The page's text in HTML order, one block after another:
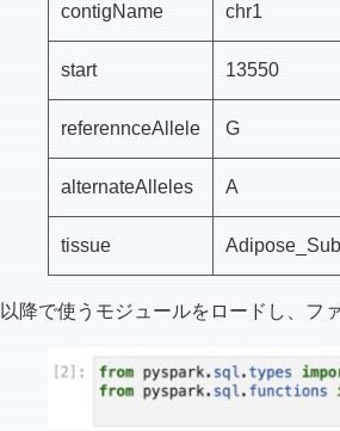
contigName chr1
start 13550
referennceAllele G
alternateAlleles A
tissue
以降で使うモジュールをロードし、フ